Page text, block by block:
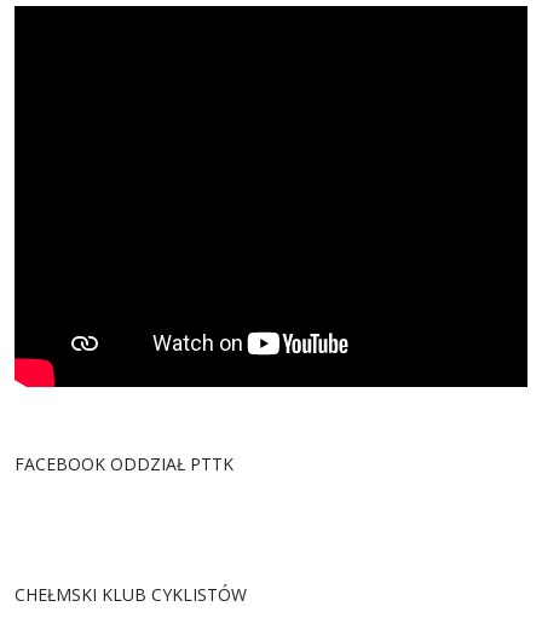
FACEBOOK ODDZIAŁ PTTK
CHEŁMSKI KLUB CYKLISTÓW